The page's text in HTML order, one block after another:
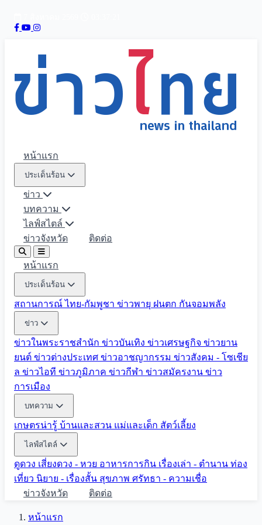
หน้าแรก
ประเด็นร้อน
ข่าว
บทความ
ไลฟ์สไตล์
ข่าวจังหวัด
ติดต่อ
หน้าแรก
ประเด็นร้อน
สถานการณ์ ไทย-กัมพูชา ข่าวพายุ ฝนตก กันจอมพลัง
ข่าว
ข่าวในพระราชสำนัก ข่าวบันเทิง ข่าวเศรษฐกิจ ข่าวยาน
ยนต์ ข่าวต่างประเทศ ข่าวอาชญากรรม ข่าวสังคม - โซเชีย
ล ข่าวไอที ข่าวภูมิภาค ข่าวกีฬา ข่าวสมัครงาน ข่าว
การเมือง
บทความ
เกษตรน่ารู้ บ้านและสวน แม่และเด็ก สัตว์เลี้ยง
ไลฟ์สไตล์
ดูดวง เสี่ยงดวง - หวย อาหารการกิน เรื่องเล่า - ตำนาน ท่อง
เที่ยว นิยาย - เรื่องสั้น สุขภาพ ศรัทธา - ความเชื่อ
ข่าวจังหวัด
ติดต่อ
หน้าแรก